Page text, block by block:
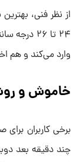
از نظر فنی،
۲۴ تا ۲۶
وارد می‌کند و هم
خاموش و
برخی کاربران
چند دقیقه بعد